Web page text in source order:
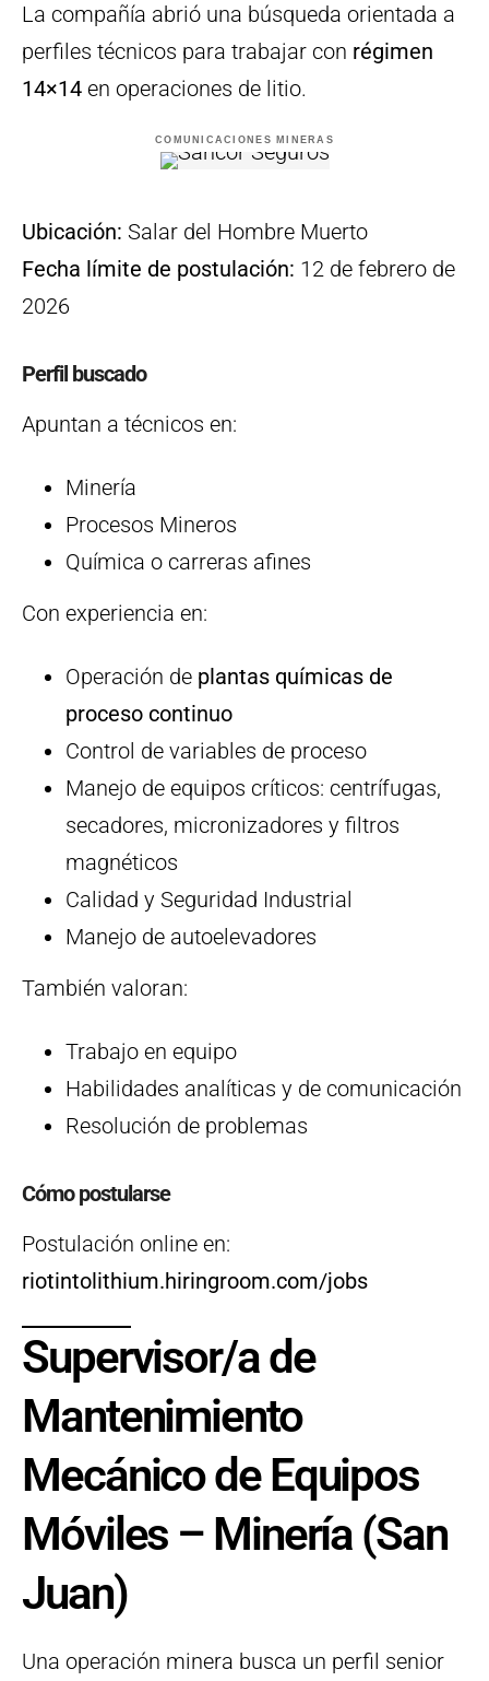
La compañía abrió una búsqueda orientada a
perfiles técnicos para trabajar con régimen
14×14 en operaciones de litio.
COMUNICACIONES MINERAS
Ubicación: Salar del Hombre Muerto
Fecha límite de postulación: 12 de febrero de
2026
Perfil buscado
Apuntan a técnicos en:
Minería
Procesos Mineros
Química o carreras afines
Con experiencia en:
Operación de plantas químicas de
proceso continuo
Control de variables de proceso
Manejo de equipos críticos: centrífugas,
secadores, micronizadores y filtros
magnéticos
Calidad y Seguridad Industrial
Manejo de autoelevadores
También valoran:
Trabajo en equipo
Habilidades analíticas y de comunicación
Resolución de problemas
Cómo postularse
Postulación online en:
riotintolithium.hiringroom.com/jobs
Supervisor/a de
Mantenimiento
Mecánico de Equipos
Móviles – Minería (San
Juan)
Una operación minera busca un perfil senior